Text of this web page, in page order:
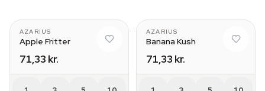
AZARIUS
Apple Fritter
71,33 kr.
AZARIUS
Banana Kush
71,33 kr.